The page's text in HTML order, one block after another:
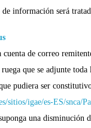
información será
de correo
que se adjunte
pudiera ser
sitios/igae/es-ES/snca/
una